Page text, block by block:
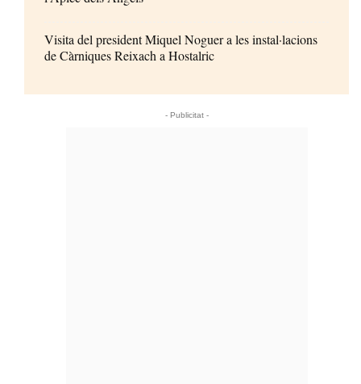
Visita del president Miquel Noguer a les instal·lacions
de Càrniques Reixach a Hostalric
- Publicitat -